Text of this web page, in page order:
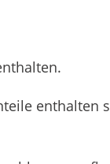
enthalten